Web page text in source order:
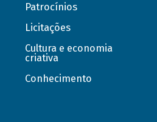
Patrocínios
Licitações
Cultura e economia
criativa
Conhecimento